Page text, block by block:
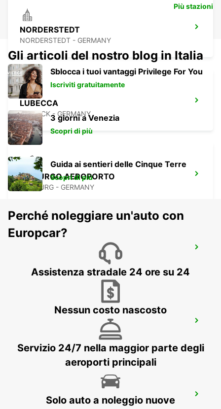
NORDERSTEDT
NORDERSTEDT - GERMANY
LUBECCA
LUEBECK - GERMANY
AMBURGO AEROPORTO
HAMBURG - GERMANY
AMBURGO WANDSBEK
AMBURGO BAHRENFELD
AMBURGO STAZIONE CENTRALE
Più stazioni
Gli articoli del nostro blog in Italia
Sblocca i tuoi vantaggi Privilege For You
Iscriviti gratuitamente
3 giorni a Venezia
Scopri di più
Guida ai sentieri delle Cinque Terre
Scopri di più
Perché noleggiare un'auto con
Europcar?
Assistenza stradale 24 ore su 24
Nessun costo nascosto
Servizio 24/7 nella maggior parte degli
aeroporti principali
Solo auto a noleggio nuove